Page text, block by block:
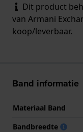
Dit product
van Armani
koop/leverbaar.
Band informatie
Materiaal Band
Bandbreedte